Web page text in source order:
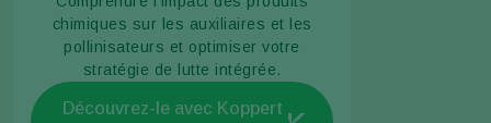
chimiques sur les auxiliaires et les
pollinisateurs et optimiser votre
stratégie de lutte intégrée.
Découvrez-le avec Koppert